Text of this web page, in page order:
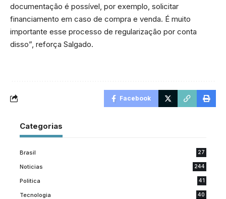
documentação é possível, por exemplo, solicitar
financiamento em caso de compra e venda. É muito
importante esse processo de regularização por conta
disso”, reforça Salgado.
Facebook
Categorias
Brasil 27
Noticias 244
Politica 41
Tecnologia 40